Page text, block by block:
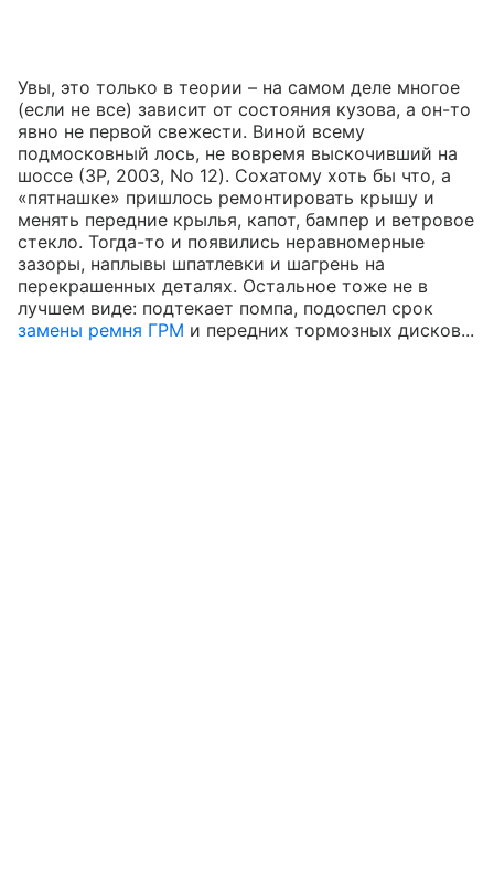
Увы, это только в теории – на самом деле многое
(если не все) зависит от состояния кузова, а он-то
явно не первой свежести. Виной всему
подмосковный лось, не вовремя выскочивший на
шоссе (ЗР, 2003, No 12). Сохатому хоть бы что, а
«пятнашке» пришлось ремонтировать крышу и
менять передние крылья, капот, бампер и ветровое
стекло. Тогда-то и появились неравномерные
зазоры, наплывы шпатлевки и шагрень на
перекрашенных деталях. Остальное тоже не в
лучшем виде: подтекает помпа, подоспел срок
замены ремня ГРМ и передних тормозных дисков...